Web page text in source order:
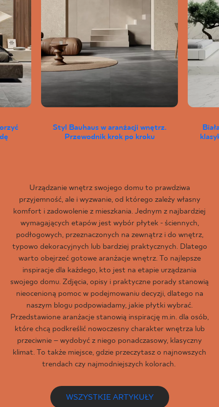
Styl Bauhaus w aranżacji wnętrz.
Przewodnik krok po kroku
Urządzanie wnętrz swojego domu to prawdziwa
przyjemność, ale i wyzwanie, od którego zależy własny
komfort i zadowolenie z mieszkania. Jednym z najbardziej
wymagających etapów jest wybór płytek - ściennych,
podłogowych, przeznaczonych na zewnątrz i do wnętrz,
typowo dekoracyjnych lub bardziej praktycznych. Dlatego
warto obejrzeć gotowe aranżacje wnętrz. To najlepsze
inspiracje dla każdego, kto jest na etapie urządzania
swojego domu. Zdjęcia, opisy i praktyczne porady stanowią
nieocenioną pomoc w podejmowaniu decyzji, dlatego na
naszym blogu podpowiadamy, jakie płytki wybrać.
Przedstawione aranżacje stanowią inspirację m.in. dla osób,
które chcą podkreślić nowoczesny charakter wnętrza lub
przeciwnie – wydobyć z niego ponadczasowy, klasyczny
klimat. To także miejsce, gdzie przeczytasz o najnowszych
trendach czy najmodniejszych kolorach.
WSZYSTKIE ARTYKUŁY